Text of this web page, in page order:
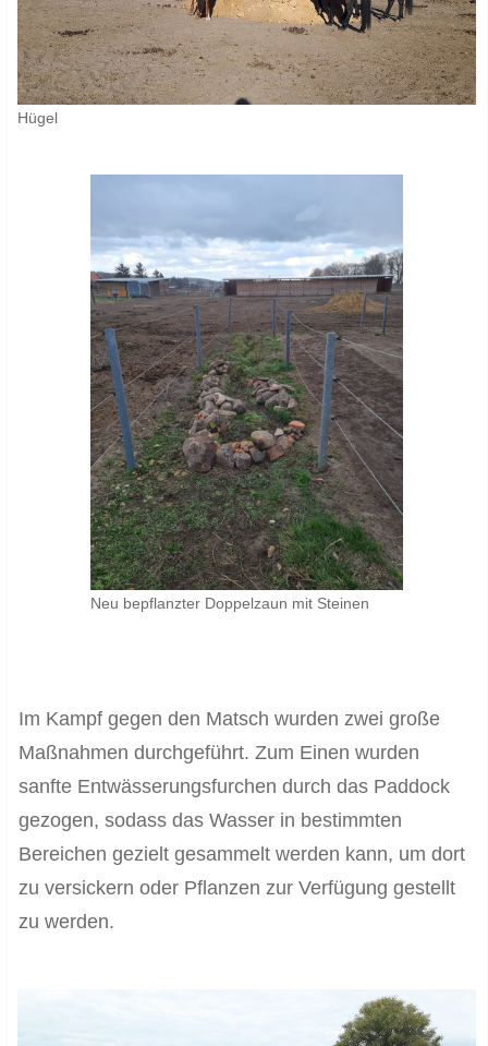
Hügel
Neu bepflanzter Doppelzaun mit Steinen
Im Kampf gegen den Matsch wurden zwei große
Maßnahmen durchgeführt. Zum Einen wurden
sanfte Entwässerungsfurchen durch das Paddock
gezogen, sodass das Wasser in bestimmten
Bereichen gezielt gesammelt werden kann, um dort
zu versickern oder Pflanzen zur Verfügung gestellt
zu werden.